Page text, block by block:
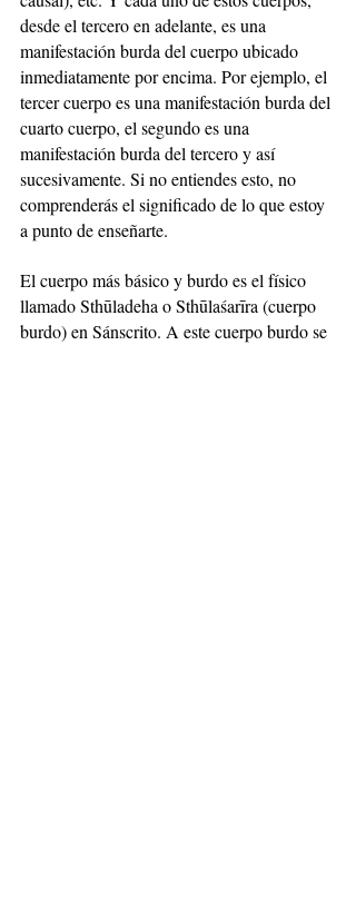
desde el tercero en adelante, es una
manifestación burda del cuerpo ubicado
inmediatamente por encima. Por ejemplo, el
tercer cuerpo es una manifestación burda del
cuarto cuerpo, el segundo es una
manifestación burda del tercero y así
sucesivamente. Si no entiendes esto, no
comprenderás el significado de lo que estoy
a punto de enseñarte.
El cuerpo más básico y burdo es el físico
llamado Sthūladeha o Sthūlaśarīra (cuerpo
burdo) en Sánscrito. A este cuerpo burdo se